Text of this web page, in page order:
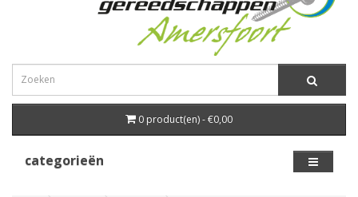
0 product(en) - €0,00
categorieën